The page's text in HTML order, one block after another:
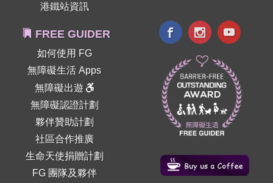
港鐵站資訊
FREE GUIDER
如何使用 FG
無障礙生活 Apps
無障礙出遊
無障礙認證計劃
夥伴贊助計劃
社區合作推廣
生命天使捐贈計劃
FG 團隊及夥伴